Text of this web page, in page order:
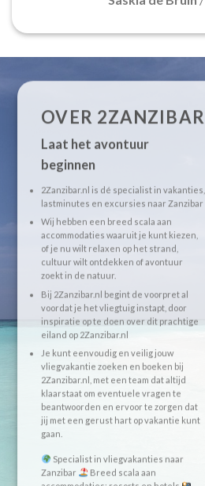
OVER 2ZANZIBAR
Laat het avontuur
beginnen
2Zanzibar.nl is dé specialist in vakanties,
lastminutes en excursies naar Zanzibar
Wij hebben een breed scala aan
accommodaties waaruit je kunt kiezen,
of je nu wilt relaxen op het strand,
cultuur wilt ontdekken of avontuur
zoekt in de natuur.
Bij 2Zanzibar.nl begint de voorpret al
voordat je het vliegtuig instapt, door
inspiratie op te doen over dit prachtige
eiland op 2Zanzibar.nl
Je kunt eenvoudig en veilig jouw
vliegvakantie zoeken en boeken bij
2Zanzibar.nl, met een team dat altijd
klaarstaat om eventuele vragen te
beantwoorden en ervoor te zorgen dat
jij met een gerust hart op vakantie kunt
gaan.
Specialist in vliegvakanties naar
Zanzibar
Breed scala aan